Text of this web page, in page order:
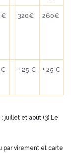
€ 320€ 260€
€ + 25 € + 25 €
: juillet et août (3) Le
par virement et carte